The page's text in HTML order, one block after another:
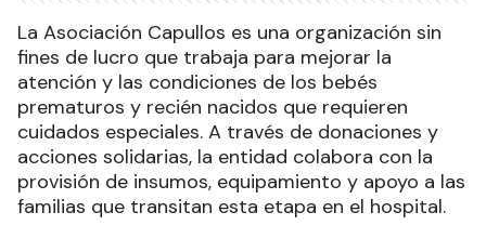
La Asociación Capullos es una organización sin
fines de lucro que trabaja para mejorar la
atención y las condiciones de los bebés
prematuros y recién nacidos que requieren
cuidados especiales. A través de donaciones y
acciones solidarias, la entidad colabora con la
provisión de insumos, equipamiento y apoyo a las
familias que transitan esta etapa en el hospital.